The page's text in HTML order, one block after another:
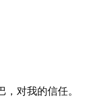
对我的信任。